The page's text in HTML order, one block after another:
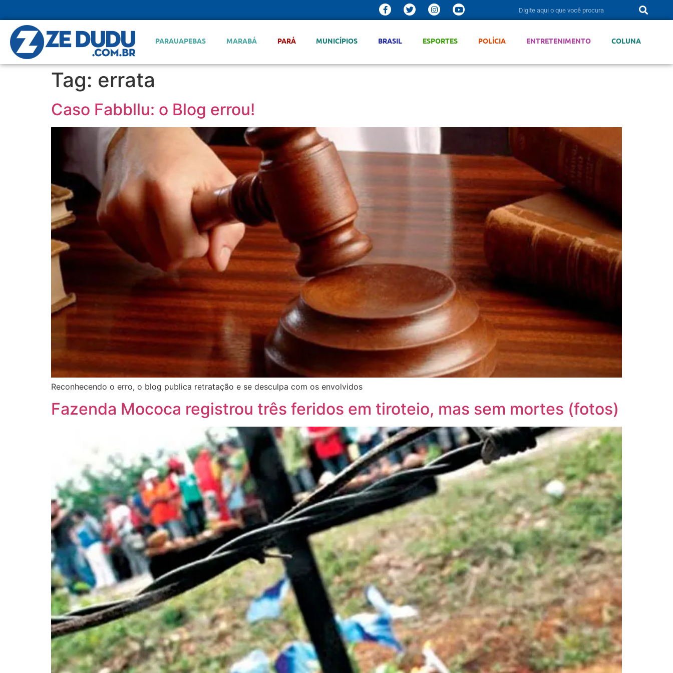
PARAUAPEBAS MARABÁ PARÁ MUNICÍPIOS BRASIL ESPORTES POLÍCIA ENTRETENIMENTO COLUNA
Tag: errata
Caso Fabbllu: o Blog errou!
Reconhecendo o erro, o blog publica retratação e se desculpa com os envolvidos
Fazenda Mococa registrou três feridos em tiroteio, mas sem mortes (fotos)